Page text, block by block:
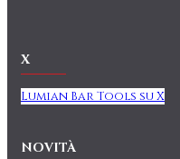
X
Lumian Bar Tools su X
NOVITÀ